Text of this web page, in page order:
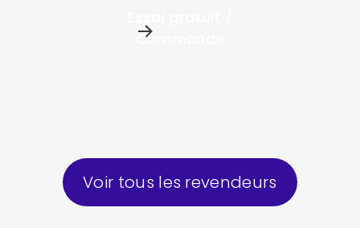
Commande
Voir tous les revendeurs